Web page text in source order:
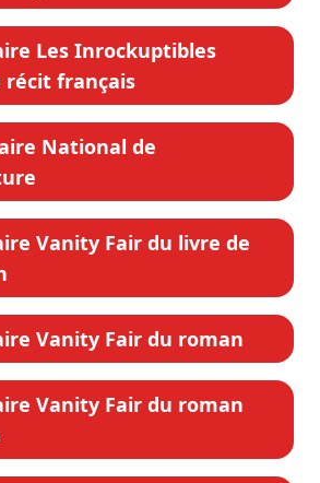
Les Inrockuptibles
récit français
National de
Vanity Fair du livre de
Vanity Fair du roman
Vanity Fair du roman